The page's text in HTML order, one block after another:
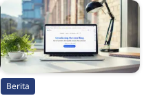
Berita